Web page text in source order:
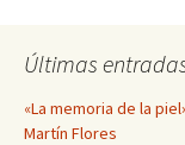
Últimas
«La memoria de la
Martín Flores